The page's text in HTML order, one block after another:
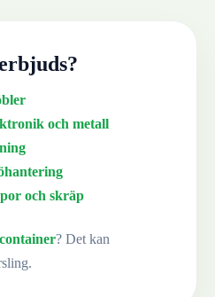
och metall
och skräp
? Det kan